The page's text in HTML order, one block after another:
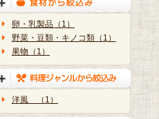
卵・乳製品（1）
野菜・豆類・キノコ類（1）
果物（1）
洋風 （1）